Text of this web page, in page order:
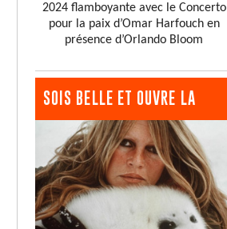
2024 flamboyante avec le Concerto
pour la paix d’Omar Harfouch en
présence d’Orlando Bloom
SOIS BELLE ET OUVRE LA